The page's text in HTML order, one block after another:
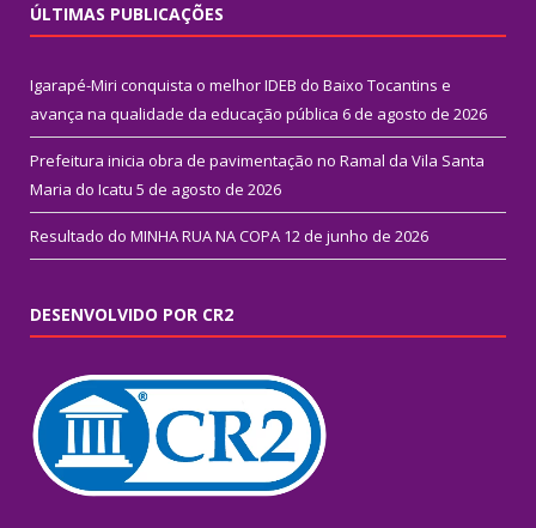
ÚLTIMAS PUBLICAÇÕES
Igarapé-Miri conquista o melhor IDEB do Baixo Tocantins e
avança na qualidade da educação pública 6 de agosto de 2026
Prefeitura inicia obra de pavimentação no Ramal da Vila Santa
Maria do Icatu 5 de agosto de 2026
Resultado do MINHA RUA NA COPA 12 de junho de 2026
DESENVOLVIDO POR CR2